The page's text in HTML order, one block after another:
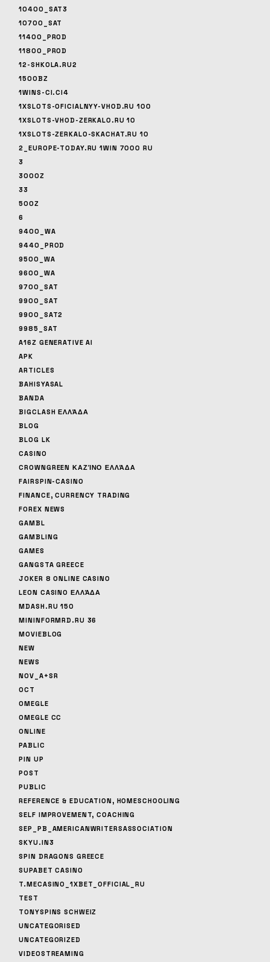
10400_SAT3
10700_SAT
11400_PROD
11800_PROD
12-SHKOLA.RU2
1500BZ
1WINS-CI.CI4
1XSLOTS-OFICIALNYY-VHOD.RU 100
1XSLOTS-VHOD-ZERKALO.RU 10
1XSLOTS-ZERKALO-SKACHAT.RU 10
2_EUROPE-TODAY.RU 1WIN 7000 RU
3
3000Z
33
500Z
6
9400_WA
9440_PROD
9500_WA
9600_WA
9700_SAT
9900_SAT
9900_SAT2
9985_SAT
A16Z GENERATIVE AI
APK
ARTICLES
BAHISYASAL
BANDA
BIGCLASH ΕΛΛΆΔΑ
BLOG
BLOG LK
CASINO
CROWNGREEN ΚΑΖΊΝΟ ΕΛΛΆΔΑ
FAIRSPIN-CASINO
FINANCE, CURRENCY TRADING
FOREX NEWS
GAMBL
GAMBLING
GAMES
GANGSTA GREECE
JOKER 8 ONLINE CASINO
LEON CASINO ΕΛΛΆΔΑ
MDASH.RU 150
MININFORMRD.RU 36
MOVIEBLOG
NEW
NEWS
NOV_A+SR
OCT
OMEGLE
OMEGLE CC
ONLINE
PABLIC
PIN UP
POST
PUBLIC
REFERENCE & EDUCATION, HOMESCHOOLING
SELF IMPROVEMENT, COACHING
SEP_PB_AMERICANWRITERSASSOCIATION
SKYU.IN3
SPIN DRAGONS GREECE
SUPABET CASINO
T.MECASINO_1XBET_OFFICIAL_RU
TEST
TONYSPINS SCHWEIZ
UNCATEGORISED
UNCATEGORIZED
VIDEOSTREAMING